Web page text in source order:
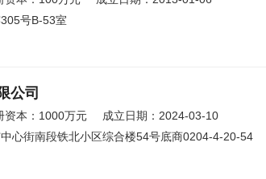
号B-53室
公司
资本：1000万元
成立日期：2024-03-10
心街南段铁北小区综合楼54号底商0204-4-20-54